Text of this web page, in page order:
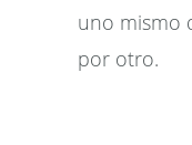
uno mismo
por otro.